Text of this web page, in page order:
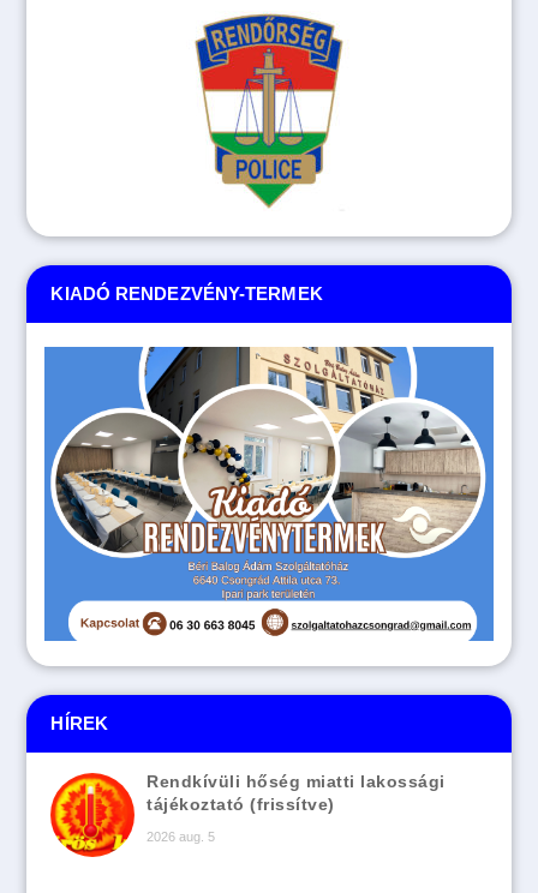
HÍREK
Rendkívüli hőség miatti lakossági
tájékoztató (frissítve)
2026 aug. 5
KIADÓ RENDEZVÉNY-TERMEK